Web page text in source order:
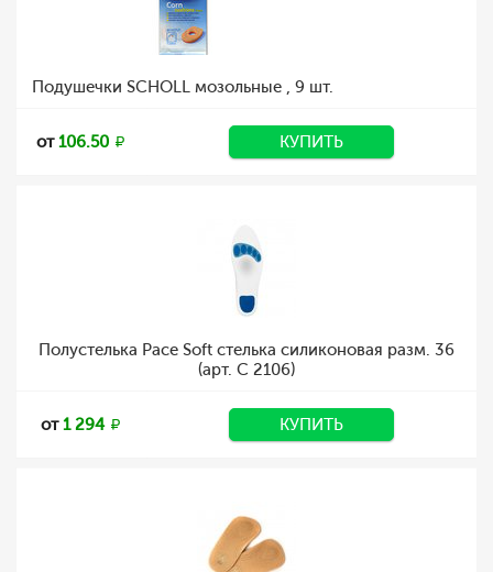
Подушечки SCHOLL мозольные , 9 шт.
от106.50 КУПИТЬ
Полустелька Pace Soft стелька силиконовая разм. 36
(арт. C 2106)
от1 294 КУПИТЬ